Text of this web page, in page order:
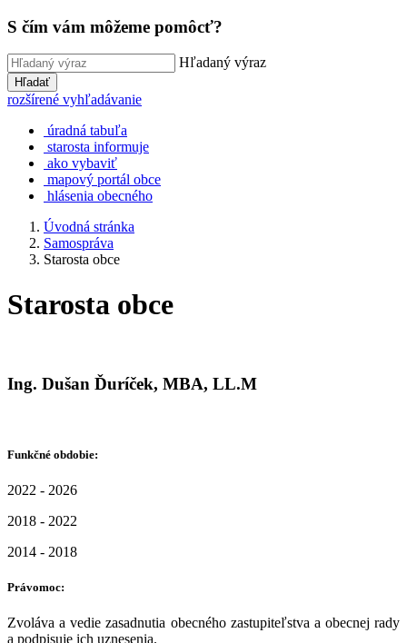
S čím vám môžeme pomôcť?
Hľadaný výraz
Hľadať
rozšírené vyhľadávanie
úradná tabuľa
starosta informuje
ako vybaviť
mapový portál obce
hlásenia obecného
Úvodná stránka
Samospráva
Starosta obce
Starosta obce
Ing. Dušan Ďuríček, MBA, LL.M
Funkčné obdobie:
2022 - 2026
2018 - 2022
2014 - 2018
Právomoc:
Zvoláva a vedie zasadnutia obecného zastupiteľstva a obecnej rady
a podpisuje ich uznesenia.